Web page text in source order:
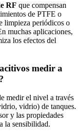
RF que compensan
de PTFE o
limpieza periódicos o
muchas aplicaciones,
los efectos del
medir a
medir el nivel a través
vidrio) de tanques.
y las propiedades
la sensibilidad.